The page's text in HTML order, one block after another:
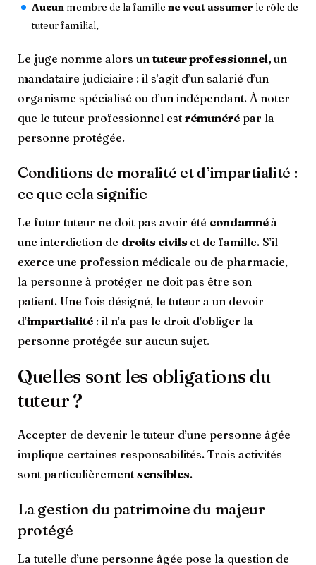
Aucun membre de la famille ne veut assumer le rôle de
tuteur familial,
Le juge nomme alors un tuteur professionnel, un
mandataire judiciaire : il s’agit d’un salarié d’un
organisme spécialisé ou d’un indépendant. À noter
que le tuteur professionnel est rémunéré par la
personne protégée.
Conditions de moralité et d’impartialité :
ce que cela signifie
Le futur tuteur ne doit pas avoir été condamnéà
une interdiction de droits civils et de famille. S’il
exerce une profession médicale ou de pharmacie,
la personne à protéger ne doit pas être son
patient. Une fois désigné, le tuteur a un devoir
d’impartialité : il n’a pas le droit d’obliger la
personne protégée sur aucun sujet.
Quelles sont les obligations du
tuteur ?
Accepter de devenir le tuteur d’une personne âgée
implique certaines responsabilités. Trois activités
sont particulièrement sensibles.
La gestion du patrimoine du majeur
protégé
La tutelle d’une personne âgée pose la question de